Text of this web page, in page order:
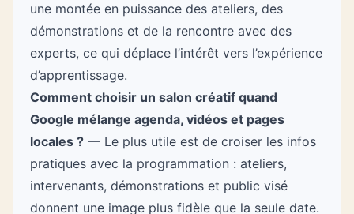
une montée en puissance des ateliers, des
démonstrations et de la rencontre avec des
experts, ce qui déplace l’intérêt vers l’expérience
d’apprentissage.
Comment choisir un salon créatif quand
Google mélange agenda, vidéos et pages
locales ? — Le plus utile est de croiser les infos
pratiques avec la programmation : ateliers,
intervenants, démonstrations et public visé
donnent une image plus fidèle que la seule date.